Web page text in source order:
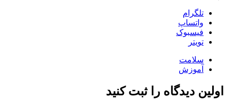
تلگرام
واتساپ
فیسبوک
تویتر
سلامت
آموزش
اولین دیدگاه را ثبت کنید